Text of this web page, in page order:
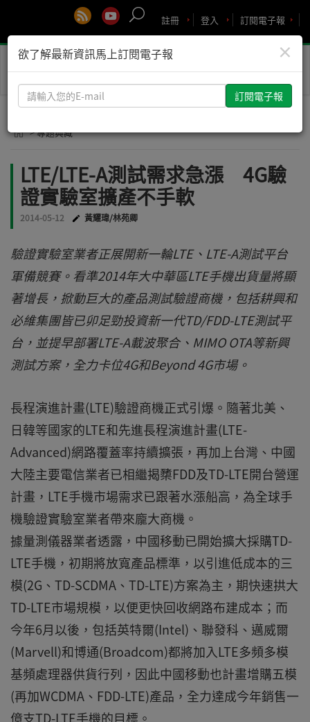
訂閱電子報
登入
註冊
Toggle
> 專題典藏
LTE/LTE-A測試需求急漲 4G驗
證實驗室擴產不手軟
2014-05-12 黃耀瑋/林苑卿
驗證實驗室業者正展開新一輪LTE、LTE-A測試平台
軍備競賽。看準2014年大中華區LTE手機出貨量將顯
著增長，掀動巨大的產品測試驗證商機，包括耕興和
必維集團皆已卯足勁投資新一代TD/FDD-LTE測試平
台，並提早部署LTE-A載波聚合、MIMO OTA等新興
測試方案，全力卡位4G和Beyond 4G市場。
長程演進計畫(LTE)驗證商機正式引爆。隨著北美、
日韓等國家的LTE和先進長程演進計畫(LTE-
Advanced)網路覆蓋率持續擴張，再加上台灣、中國
大陸主要電信業者已相繼揭櫫FDD及TD-LTE開台營運
計畫，LTE手機市場需求已跟著水漲船高，為全球手
機驗證實驗室業者帶來龐大商機。
據量測儀器業者透露，中國移動已開始擴大採購TD-
LTE手機，初期將放寬產品標準，以引進低成本的三
模(2G、TD-SCDMA、TD-LTE)方案為主，期快速拱大
TD-LTE市場規模，以便更快回收網路布建成本；而
今年6月以後，包括英特爾(Intel)、聯發科、邁威爾
(Marvell)和博通(Broadcom)都將加入LTE多頻多模
基頻處理器供貨行列，因此中國移動也計畫增購五模
(再加WCDMA、FDD-LTE)產品，全力達成今年銷售一
億支TD-LTE手機的目標。
×
欲了解最新資訊馬上訂閱電子報
請
輸
您
mail